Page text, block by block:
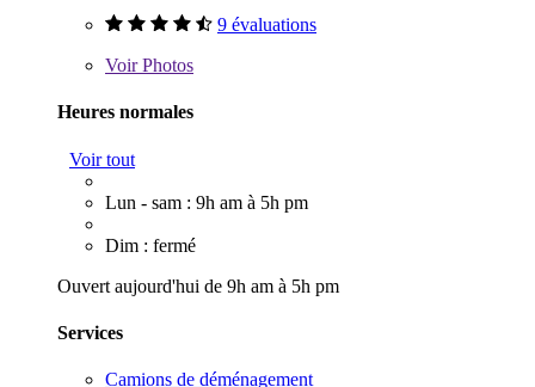
9 évaluations
VoirPhotos
Heures normales
Voir tout
Lun - sam : 9h am à 5h pm
Dim : fermé
Ouvert aujourd'hui de 9h am à 5h pm
Services
Camions de déménagement